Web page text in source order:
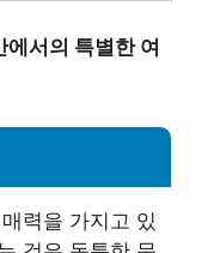
서의 특별한 여
력을 가지고 있